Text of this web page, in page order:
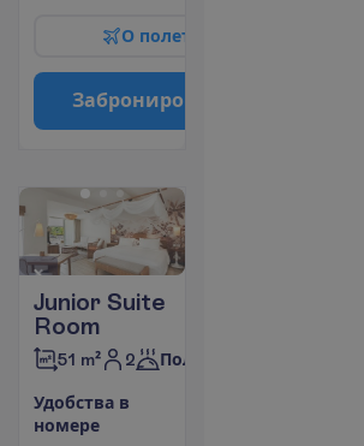
О полет
Заброниро
Junior Suite
Room
51 m² 2 Полупансион
Удобства в
номере